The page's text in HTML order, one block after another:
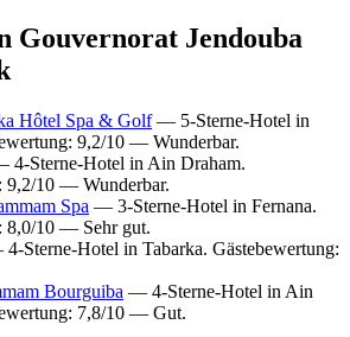
Gouvernorat Jendouba
Hôtel Spa & Golf— 5-Sterne-Hotel in
9,2/10 — Wunderbar.
4-Sterne-Hotel in Ain Draham.
9,2/10 — Wunderbar.
Spa — 3-Sterne-Hotel in Fernana.
8,0/10 — Sehr gut.
Sterne-Hotel in Tabarka. Gästebewertung:
Bourguiba — 4-Sterne-Hotel in Ain
7,8/10 — Gut.